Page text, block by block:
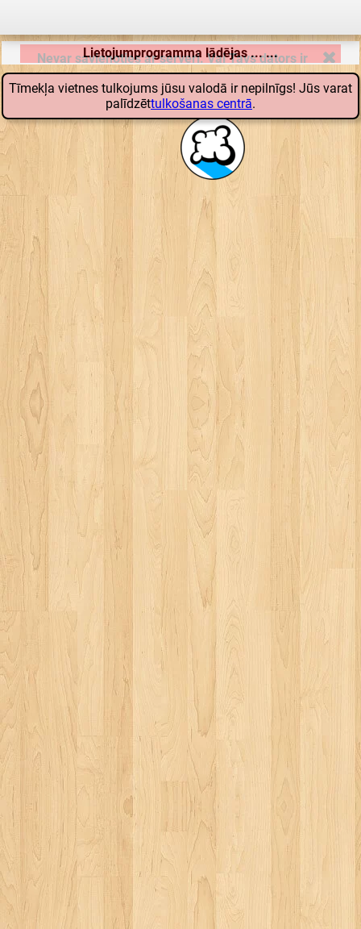
Lietojumprogramma lādējas ... ...
Tīmekļa vietnes tulkojums jūsu valodā ir nepilnīgs! Jūs varat
palīdzēttulkošanas centrā.